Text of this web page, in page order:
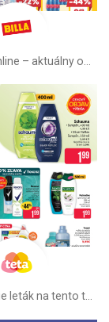
Teta drogerie leták na tento týždeň